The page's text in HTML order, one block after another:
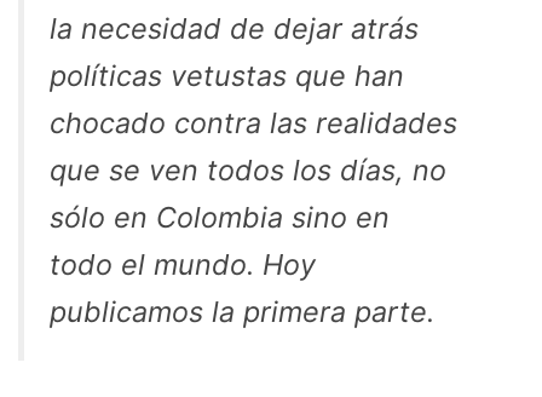
la necesidad de dejar atrás
políticas vetustas que han
chocado contra las realidades
que se ven todos los días, no
sólo en Colombia sino en
todo el mundo. Hoy
publicamos la primera parte.